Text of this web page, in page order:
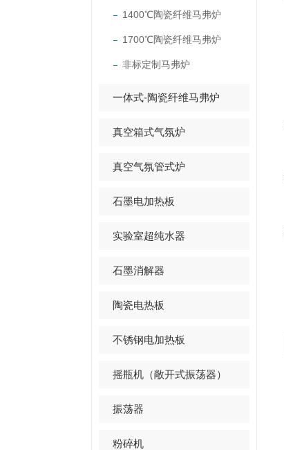
1400℃陶瓷纤维马弗炉
1700℃陶瓷纤维马弗炉
非标定制马弗炉
一体式-陶瓷纤维马弗炉
真空箱式气氛炉
真空气氛管式炉
石墨电加热板
实验室超纯水器
石墨消解器
陶瓷电热板
不锈钢电加热板
摇瓶机（敞开式振荡器）
振荡器
粉碎机